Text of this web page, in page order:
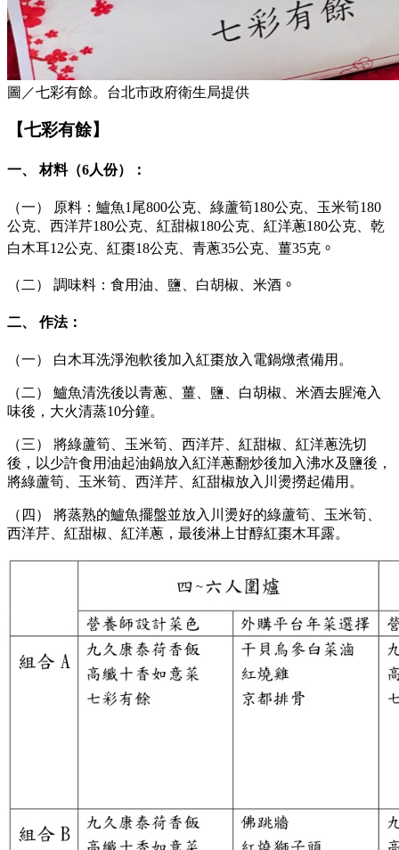
圖／七彩有餘。台北市政府衛生局提供
【七彩有餘】
一、 材料（6人份）：
（一） 原料：鱸魚1尾800公克、綠蘆筍180公克、玉米筍180
公克、西洋芹180公克、紅甜椒180公克、紅洋蔥180公克、乾
白木耳12公克、紅棗18公克、青蔥35公克、薑35克 。
（二） 調味料：食用油、鹽、白胡椒、米酒 。
二、 作法：
（一） 白木耳洗淨泡軟後加入紅棗放入電鍋燉煮備用。
（二） 鱸魚清洗後以青蔥、薑、鹽、白胡椒、米酒去腥淹入
味後，大火清蒸10分鐘。
（三） 將綠蘆筍、玉米筍、西洋芹、紅甜椒、紅洋蔥洗切
後，以少許食用油起油鍋放入紅洋蔥翻炒後加入沸水及鹽後，
將綠蘆筍、玉米筍、西洋芹、紅甜椒放入川燙撈起備用。
（四） 將蒸熟的鱸魚擺盤並放入川燙好的綠蘆筍、玉米筍、
西洋芹、紅甜椒、紅洋蔥，最後淋上甘醇紅棗木耳露。